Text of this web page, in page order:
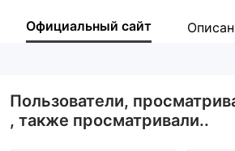
Компания
Официальный сайт
Пользователи,
, также просматривали..